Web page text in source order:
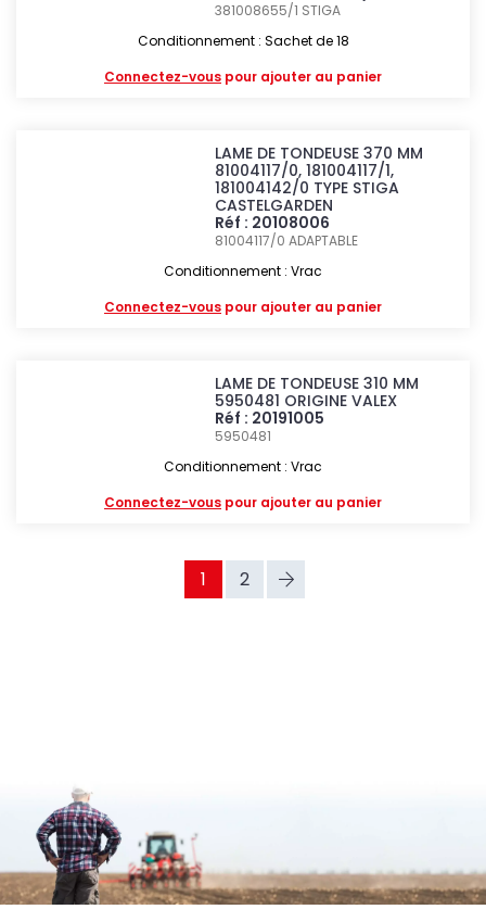
381008655/1 STIGA
Conditionnement : Sachet de 18
Connectez-vous pour ajouter au panier
LAME DE TONDEUSE 370 MM
81004117/0, 181004117/1,
181004142/0 TYPE STIGA
CASTELGARDEN
Réf : 20108006
81004117/0ADAPTABLE
Conditionnement : Vrac
Connectez-vous pour ajouter au panier
LAME DE TONDEUSE 310 MM
5950481 ORIGINE VALEX
Réf : 20191005
5950481
Conditionnement : Vrac
Connectez-vous pour ajouter au panier
1 2